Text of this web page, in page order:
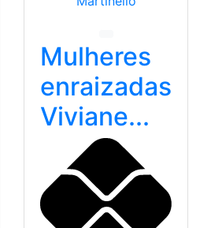
Mulheres
enraizadas
Viviane...